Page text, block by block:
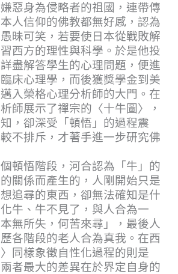
惡身為侵略者的祖國，連帶傳
人信仰的佛教都無好感，認為
昧可笑，若要使日本從戰敗解
西方的理性與科學。於是他投
盡解答學生的心理問題，便進
床心理學，而後獲獎學金到美
入榮格心理分析師的大門。在
師展示了禪宗的〈十牛圖〉，
，卻深受「頓悟」的過程震
不排斥，才著手進一步研究佛
個頓悟階段，河合認為「牛」的
關係而產生的，人剛開始只是
追尋的東西，卻無法確知是什
牛、牛不見了，與人合為一
無所失，何苦來尋」，最後人
各階段的老人合為真我。在西
同樣象徵自性化過程的則是
兩者最大的差異在於界定自身的